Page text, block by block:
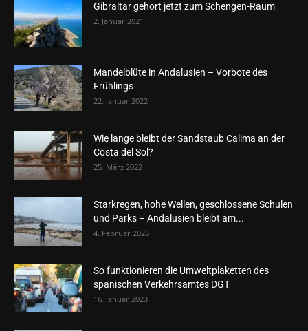
Gibraltar gehört jetzt zum Schengen-Raum
2. Januar 2021
Mandelblüte in Andalusien – Vorbote des
Frühlings
22. Januar 2022
Wie lange bleibt der Sandstaub Calima an der
Costa del Sol?
25. März 2022
Starkregen, hohe Wellen, geschlossene Schulen
und Parks – Andalusien bleibt am...
4. Februar 2026
So funktionieren die Umweltplaketten des
spanischen Verkehrsamtes DGT
16. Januar 2023